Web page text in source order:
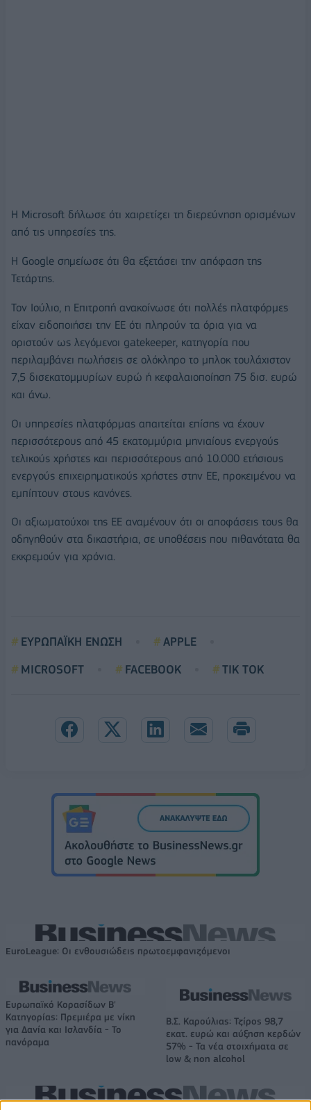
Η Microsoft δήλωσε ότι χαιρετίζει τη διερεύνηση ορισμένων
από τις υπηρεσίες της.
Η Google σημείωσε ότι θα εξετάσει την απόφαση της
Τετάρτης.
Τον Ιούλιο, η Επιτροπή ανακοίνωσε ότι πολλές πλατφόρμες
είχαν ειδοποιήσει την ΕΕ ότι πληρούν τα όρια για να
οριστούν ως λεγόμενοι gatekeeper, κατηγορία που
περιλαμβάνει πωλήσεις σε ολόκληρο το μπλοκ τουλάχιστον
7,5 δισεκατομμυρίων ευρώ ή κεφαλαιοποίηση 75 δισ. ευρώ
και άνω.
Οι υπηρεσίες πλατφόρμας απαιτείται επίσης να έχουν
περισσότερους από 45 εκατομμύρια μηνιαίους ενεργούς
τελικούς χρήστες και περισσότερους από 10.000 ετήσιους
ενεργούς επιχειρηματικούς χρήστες στην ΕΕ, προκειμένου να
εμπίπτουν στους κανόνες.
Οι αξιωματούχοι της ΕΕ αναμένουν ότι οι αποφάσεις τους θα
οδηγηθούν στα δικαστήρια, σε υποθέσεις που πιθανότατα θα
εκκρεμούν για χρόνια.
ΕΥΡΩΠΑΪΚΗ ΕΝΩΣΗ
APPLE
MICROSOFT
FACEBOOK TIK TOK
EuroLeague: Οι ενθουσιώδεις πρωτοεμφανιζόμενοι
Ευρωπαϊκό Κορασίδων Β'
Κατηγορίας: Πρεμιέρα με νίκη
για Δανία και Ισλανδία - Το
πανόραμα
Β.Σ. Καρούλιας: Τζίρος 98,7
εκατ. ευρώ και αύξηση κερδών
57% - Τα νέα στοιχήματα σε
low & non alcohol